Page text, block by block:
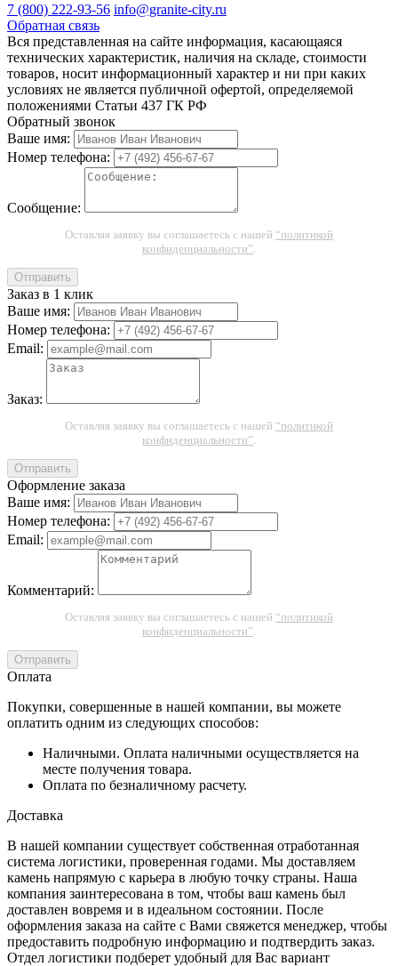
7 (800) 222-93-56 info@granite-city.ru
Обратная связь
Вся представленная на сайте информация, касающаяся
технических характеристик, наличия на складе, стоимости
товаров, носит информационный характер и ни при каких
условиях не является публичной офертой, определяемой
положениями Статьи 437 ГК РФ
Обратный звонок
Ваше имя:
Номер телефона:
Сообщение:
Оставляя заявку вы соглашаетесь с нашей “политикой
конфиденциальности”
Отправить
Заказ в 1 клик
Ваше имя:
Номер телефона:
Email:
Заказ:
Оставляя заявку вы соглашаетесь с нашей “политикой
конфиденциальности”
Отправить
Оформление заказа
Ваше имя:
Номер телефона:
Email:
Комментарий:
Оставляя заявку вы соглашаетесь с нашей “политикой
конфиденциальности”
Отправить
Оплата
Покупки, совершенные в нашей компании, вы можете
оплатить одним из следующих способов:
Наличными. Оплата наличными осуществляется на
месте получения товара.
Оплата по безналичному расчету.
Доставка
В нашей компании существует собственная отработанная
система логистики, проверенная годами. Мы доставляем
камень напрямую с карьера в любую точку страны. Наша
компания заинтересована в том, чтобы ваш камень был
доставлен вовремя и в идеальном состоянии. После
оформления заказа на сайте с Вами свяжется менеджер, чтобы
предоставить подробную информацию и подтвердить заказ.
Отдел логистики подберет удобный для Вас вариант